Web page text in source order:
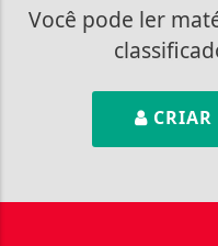
Você pode ler
CRIAR